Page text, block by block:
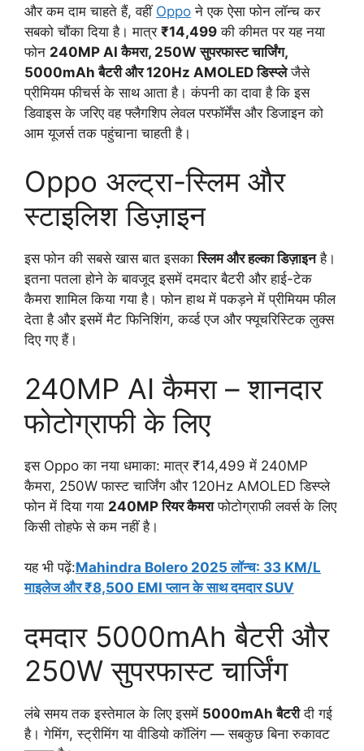
और कम दाम चाहते हैं, वहीं Oppo ने एक ऐसा फोन लॉन्च कर
सबको चौंका दिया है। मात्र ₹14,499 की कीमत पर यह नया
फोन 240MP AI कैमरा, 250W सुपरफास्ट चार्जिंग,
5000mAh बैटरी और 120Hz AMOLED डिस्प्लेजैसे
प्रीमियम फीचर्स के साथ आता है। कंपनी का दावा है कि इस
डिवाइस के जरिए वह फ्लैगशिप लेवल परफॉर्मेंस और डिजाइन को
आम यूजर्स तक पहुंचाना चाहती है।
Oppo अल्ट्रा-स्लिम और
स्टाइलिश डिज़ाइन
इस फोन की सबसे खास बात इसकास्लिम और हल्का डिज़ाइनहै।
इतना पतला होने के बावजूद इसमें दमदार बैटरी और हाई-टेक
कैमरा शामिल किया गया है। फोन हाथ में पकड़ने में प्रीमियम फील
देता है और इसमें मैट फिनिशिंग, कर्व्ड एज और फ्यूचरिस्टिक लुक्स
दिए गए हैं।
240MP AI कैमरा – शानदार
फोटोग्राफी के लिए
इस Oppo का नया धमाका: मात्र ₹14,499 में 240MP
कैमरा, 250W फास्ट चार्जिंग और 120Hz AMOLED डिस्प्ले
फोन में दिया गया 240MP रियर कैमराफोटोग्राफी लवर्स के लिए
किसी तोहफे से कम नहीं है।
यह भी पढ़ें:Mahindra Bolero 2025 लॉन्च: 33 KM/L
माइलेज और ₹8,500 EMI प्लान के साथ दमदार SUV
दमदार 5000mAh बैटरी और
250W सुपरफास्ट चार्जिंग
लंबे समय तक इस्तेमाल के लिए इसमें 5000mAh बैटरीदी गई
है। गेमिंग, स्ट्रीमिंग या वीडियो कॉलिंग — सबकुछ बिना रुकावट